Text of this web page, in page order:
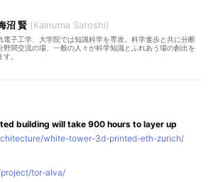
沼 賢 Kainuma Satoshi
電子工学、大学院では知識科学を専攻。科学進歩と共に分断
野間交流の場、一般の人々が科学知識とふれあう場の創出を
。
building will take 900 hours to layer up
white-tower-3d-printed-eth-zurich/
tor-alva/